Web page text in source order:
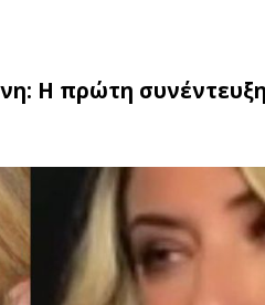
Η πρώτη